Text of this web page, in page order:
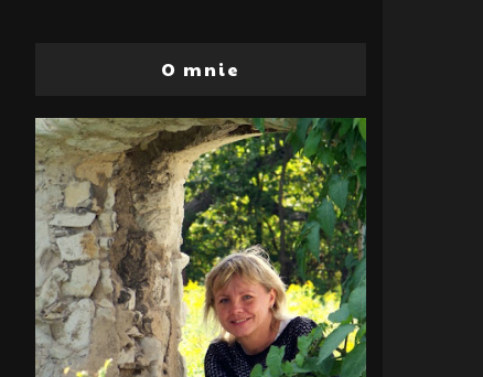
O mnie